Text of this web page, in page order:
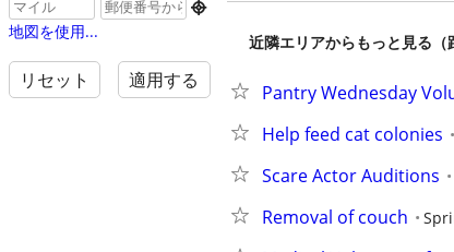

地図を使用...
リセット 適用する
近隣エリアからもっと見る（
Pantry Wednesday
Help feed cat colonies
Scare Actor Auditions
Removal of couch